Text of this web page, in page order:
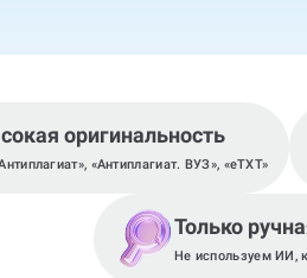
оригинальность
«Антиплагиат. ВУЗ», «eTXT»
Только
Не используем ИИ,